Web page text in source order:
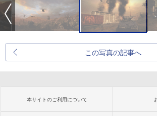
この写真の記事へ
本サイトのご利用について